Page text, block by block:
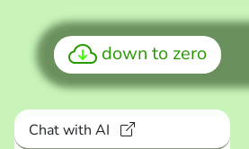
down to zero
Chat with AI